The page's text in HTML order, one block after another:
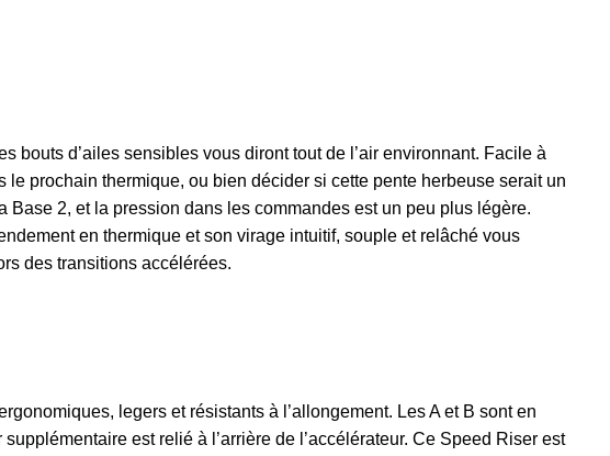
bouts d’ailes sensibles vous diront tout de l’air environnant. Facile à
prochain thermique, ou bien décider si cette pente herbeuse serait un
2, et la pression dans les commandes est un peu plus légère.
en thermique et son virage intuitif, souple et relâché vous
des transitions accélérées.
legers et résistants à l’allongement. Les A et B sont en
est relié à l’arrière de l’accélérateur. Ce Speed Riser est